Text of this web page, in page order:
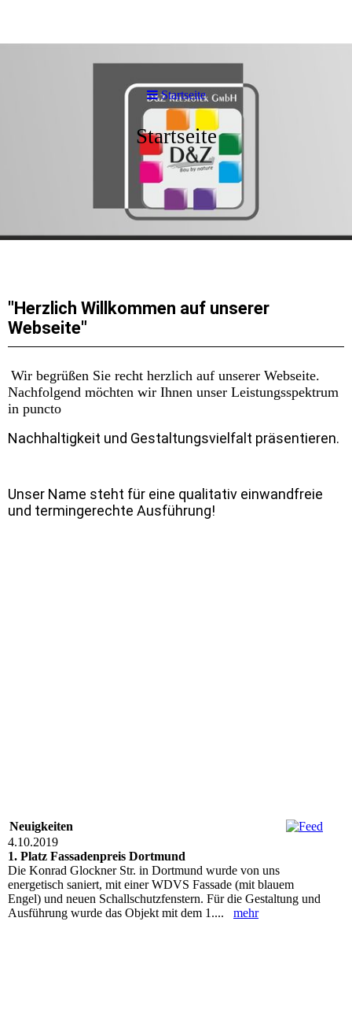
Startseite
"Herzlich Willkommen auf unserer
Webseite"
Wir begrüßen Sie recht herzlich auf unserer Webseite.
Nachfolgend möchten wir Ihnen unser Leistungsspektrum
in puncto
Nachhaltigkeit und Gestaltungsvielfalt präsentieren.
Unser Name steht für eine qualitativ einwandfreie
und termingerechte Ausführung!
Neuigkeiten
4.10.2019
1. Platz Fassadenpreis Dortmund
Die Konrad Glockner Str. in Dortmund wurde von uns
energetisch saniert, mit einer WDVS Fassade (mit blauem
Engel) und neuen Schallschutzfenstern. Für die Gestaltung und
Ausführung wurde das Objekt mit dem 1.... mehr
Startseite